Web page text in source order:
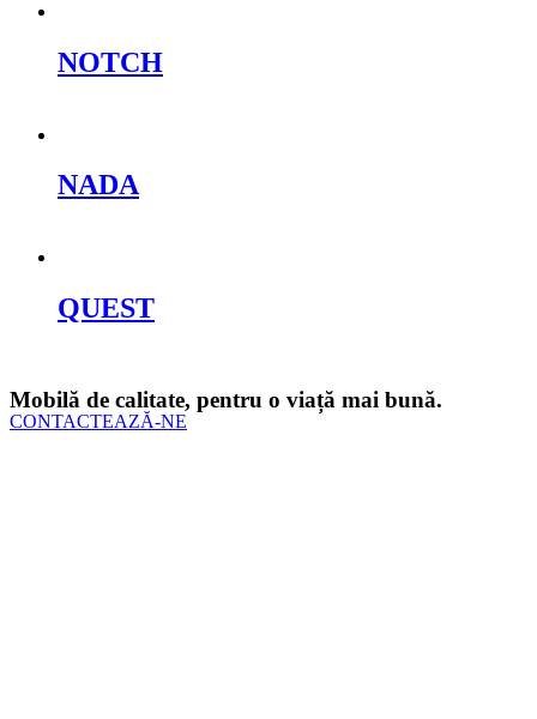
NOTCH
NADA
QUEST
Mobilă de calitate, pentru o viață mai bună.
CONTACTEAZĂ-NE